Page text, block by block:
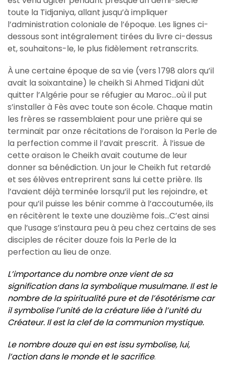
toute la Tidjaniya, allant jusqu’à impliquer
l’administration coloniale de l’époque. Les lignes ci-
dessous sont intégralement tirées du livre ci-dessus
et, souhaitons-le, le plus fidèlement retranscrits.
À une certaine époque de sa vie (vers 1798 alors qu’il
avait la soixantaine) le cheikh Si Ahmed Tidjani dût
quitter l’Algérie pour se réfugier au Maroc…où il put
s’installer à Fès avec toute son école. Chaque matin
les frères se rassemblaient pour une prière qui se
terminait par onze récitations de l’oraison la Perle de
la perfection comme il l’avait prescrit. À l’issue de
cette oraison le Cheikh avait coutume de leur
donner sa bénédiction. Un jour le Cheikh fut retardé
et ses élèves entreprirent sans lui cette prière. Ils
l’avaient déjà terminée lorsqu’il put les rejoindre, et
pour qu’il puisse les bénir comme à l’accoutumée, ils
en récitèrent le texte une douzième fois…C’est ainsi
que l’usage s’instaura peu à peu chez certains de ses
disciples de réciter douze fois la Perle de la
perfection au lieu de onze.
L’importance du nombre onze vient de sa
signification dans la symbolique musulmane. Il est le
nombre de la spiritualité pure et de l’ésotérisme car
il symbolise l’unité de la créature liée à l’unité du
Créateur. Il est la clef de la communion mystique.
Le nombre douze qui en est issu symbolise, lui,
l’action dans le monde et le sacrifice.